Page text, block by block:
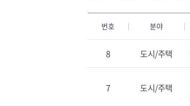
번호 분야
8 도시/주택
7 도시/주택